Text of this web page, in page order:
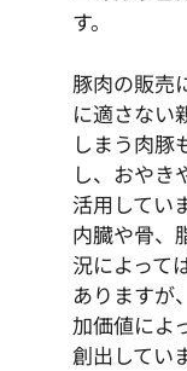
す。
豚肉の販売
に適さない
しまう肉豚
し、おやき
活用してい
内臓や骨、
況によって
ありますが
加価値によ
創出してい